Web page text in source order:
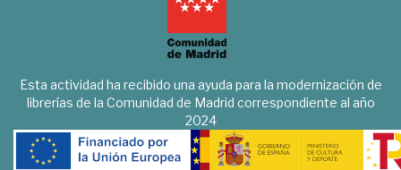
Esta actividad ha recibido una ayuda para la modernización de
librerías de la Comunidad de Madrid correspondiente al año
2024